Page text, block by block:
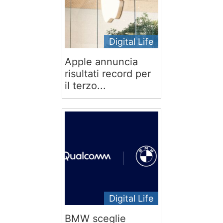
Digital Life
Apple annuncia
risultati record per
il terzo...
Digital Life
BMW sceglie